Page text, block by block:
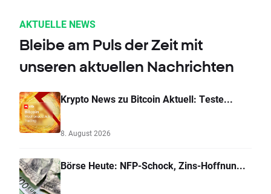
AKTUELLE NEWS
Bleibe am Puls der Zeit mit
unseren aktuellen Nachrichten
Krypto News zu Bitcoin Aktuell: Teste...
8. August 2026
Börse Heute: NFP-Schock, Zins-Hoffnun...